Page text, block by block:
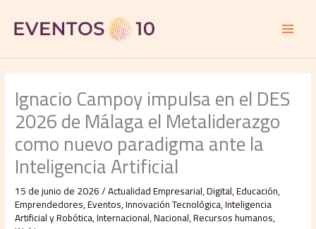
contenido
Ignacio Campoy impulsa en el DES
2026 de Málaga el Metaliderazgo
como nuevo paradigma ante la
Inteligencia Artificial
15 de junio de 2026/Actualidad Empresarial,Digital,Educación,
Emprendedores,Eventos,Innovación Tecnológica,Inteligencia
Artificial y Robótica,Internacional,Nacional,Recursos humanos,